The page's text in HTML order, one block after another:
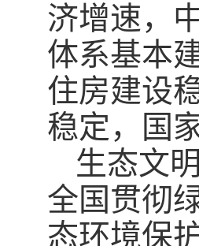
济增速，
体系基本
住房建设
稳定，国
生态文
全国贯彻
态环境保